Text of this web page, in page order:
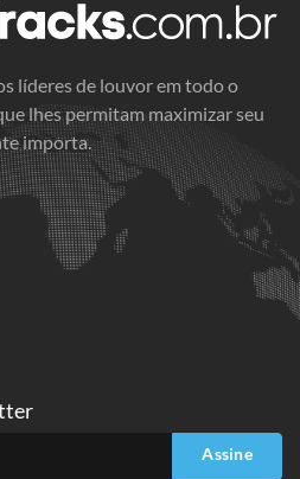
líderes de louvor em todo o
lhes permitam maximizar seu
importa.
Assine